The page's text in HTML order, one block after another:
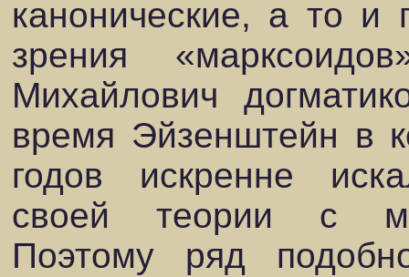
канонические, а то и
зрения
Михайлович
время Эйзенштейн в
годов искренне
своей теории с
Поэтому ряд